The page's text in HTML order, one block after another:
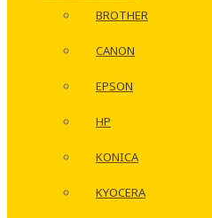
BROTHER
CANON
EPSON
HP
KONICA
KYOCERA